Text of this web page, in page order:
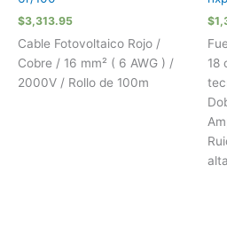
$3,313.95
Cable Fotovoltaico Rojo /
Cobre / 16 mm² ( 6 AWG ) /
2000V / Rollo de 100m
$
18